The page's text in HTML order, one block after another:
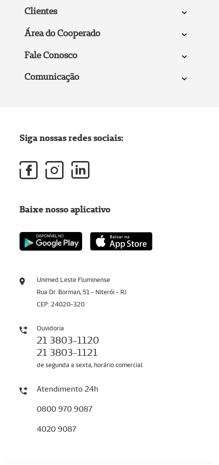
Clientes
Área do Cooperado
Fale Conosco
Comunicação
Unimed Leste Fluminense
Rua Dr. Borman, 51 - Niterói - RJ
CEP: 24020-320
Ouvidoria
21 3803-1120
21 3803-1121
de segunda a sexta, horário comercial
Atendimento 24h
0800 970 9087
4020 9087
Siga nossas redes sociais:
Baixe nosso aplicativo